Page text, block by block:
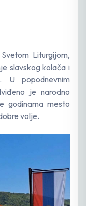
Liturgijom,
slavskog kolača i
popodnevnim
je narodno
godinama mesto
volje.